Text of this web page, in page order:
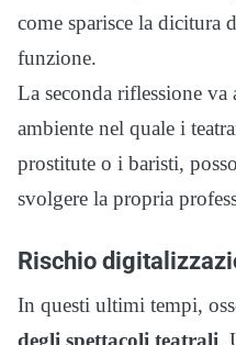
come sparisce la dicitura
funzione.
La seconda riflessione
ambiente nel quale i
prostitute o i baristi,
svolgere la propria
Rischio
In questi ultimi tempi,
degli spettacoli teatrali.